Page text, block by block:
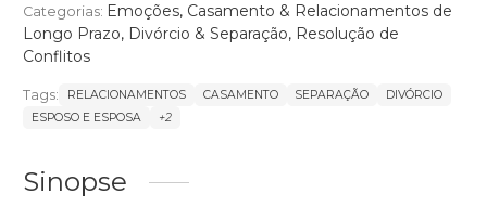
Categorias: Emoções, Casamento & Relacionamentos de
Longo Prazo, Divórcio & Separação, Resolução de
Conflitos
Tags: RELACIONAMENTOS CASAMENTO SEPARAÇÃO
DIVÓRCIO
ESPOSO E ESPOSA
+2
Sinopse